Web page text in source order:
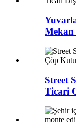
Mekan
Street
Ticari